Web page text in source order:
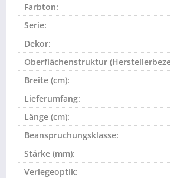
Farbton:
Serie:
Dekor:
Oberflächenstruktur
Breite (cm):
Lieferumfang:
Länge (cm):
Beanspruchungsklasse:
Stärke (mm):
Verlegeoptik: